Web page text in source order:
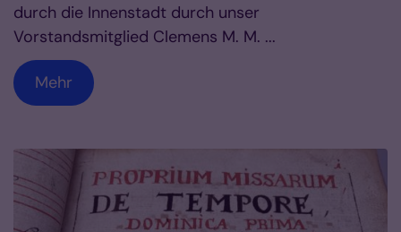
durch die Innenstadt durch unser
Vorstandsmitglied Clemens M. M. ...
Mehr